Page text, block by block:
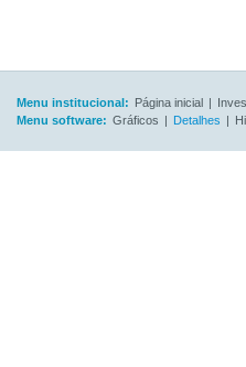
Menu institucional: Página inicial |
Menu software: Gráficos | Detalhes |